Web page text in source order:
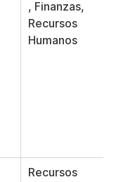
, Finanzas,
Recursos
Humanos
Recursos